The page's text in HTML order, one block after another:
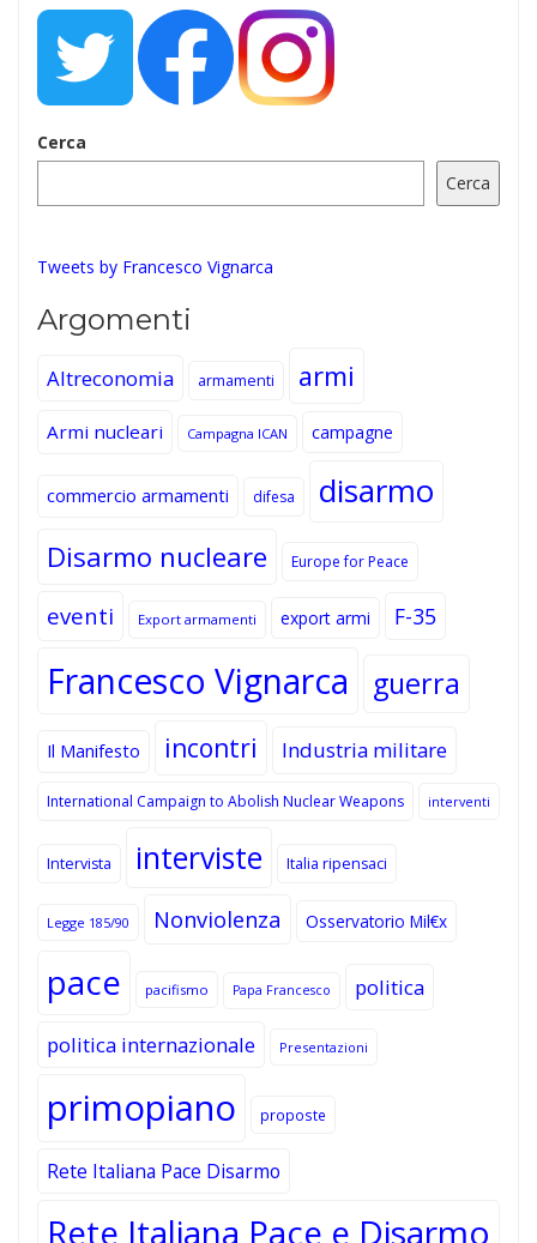
Cerca
Cerca
Tweets by Francesco Vignarca
Argomenti
Altreconomia armamenti armi
Armi nucleari Campagna ICAN campagne
commercio armamenti difesa disarmo
Disarmo nucleare Europe for Peace
eventi Export armamenti export armi F-35
Francesco Vignarca guerra
Il Manifesto incontri Industria militare
International Campaign to Abolish Nuclear Weapons interventi
Intervista interviste Italia ripensaci
Legge 185/90 Nonviolenza Osservatorio Mil€x
pace pacifismo Papa Francesco politica
politica internazionale Presentazioni
primopiano proposte
Rete Italiana Pace Disarmo
Rete Italiana Pace e Disarmo